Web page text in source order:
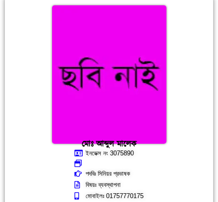
মোঃ আব্দুল মালেক
ইনডেক্স নং 3075890
পদবিঃ সিনিয়র প্রভাষক
বিষয়ঃ ব্যবস্থাপনা
মোবাইলঃ 01757770175